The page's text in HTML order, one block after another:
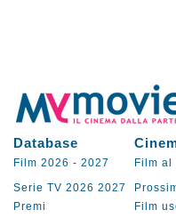
Database
Film 2026 - 2027 Film al
Serie TV 2026 2027
Premi
Film